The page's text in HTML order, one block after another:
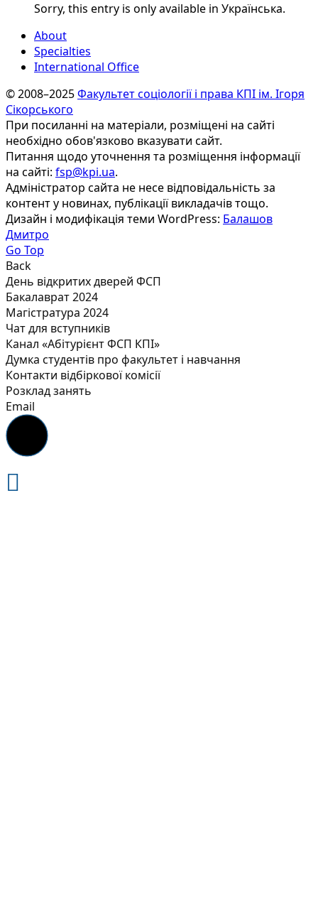
Sorry, this entry is only available in Українська.
About
Specialties
International Office
© 2008–2025Факультет соціології і права КПІ ім. Ігоря
Сікорського
При посиланні на матеріали, розміщені на сайті
необхідно обов'язково вказувати сайт.
Питання щодо уточнення та розміщення інформації
на сайті: fsp@kpi.ua.
Адміністратор сайта не несе відповідальність за
контент у новинах, публікації викладачів тощо.
Дизайн і модифікація теми WordPress: Балашов
Дмитро
Go Top
Back
День відкритих дверей ФСП
Бакалаврат 2024
Магістратура 2024
Чат для вступників
Канал «Абітурієнт ФСП КПІ»
Думка студентів про факультет і навчання
Контакти відбіркової комісії
Розклад занять
Email